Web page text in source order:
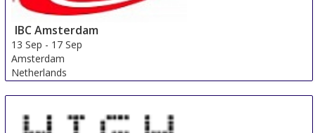
IBC Amsterdam
13 Sep - 17 Sep
Amsterdam
Netherlands